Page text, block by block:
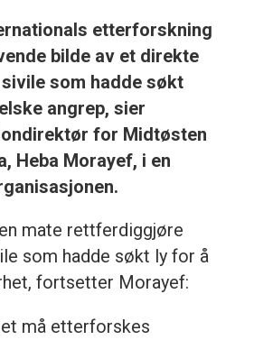
etterforskning
bilde av et direkte
som hadde søkt
angrep, sier
for Midtøsten
Heba Morayef, i en
mate rettferdiggjøre
som hadde søkt ly for å
fortsetter Morayef:
må etterforskes